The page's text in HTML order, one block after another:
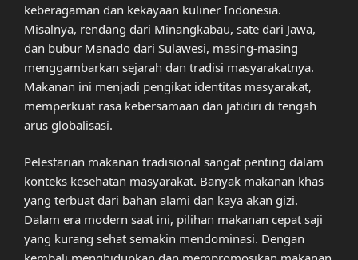
keberagaman dan kekayaan kuliner Indonesia.
Misalnya, rendang dari Minangkabau, sate dari Jawa,
dan bubur Manado dari Sulawesi, masing-masing
menggambarkan sejarah dan tradisi masyarakatnya.
Makanan ini menjadi pengikat identitas masyarakat,
memperkuat rasa kebersamaan dan jatidiri di tengah
arus globalisasi.
Pelestarian makanan tradisional sangat penting dalam
konteks kesehatan masyarakat. Banyak makanan khas
yang terbuat dari bahan alami dan kaya akan gizi.
Dalam era modern saat ini, pilihan makanan cepat saji
yang kurang sehat semakin mendominasi. Dengan